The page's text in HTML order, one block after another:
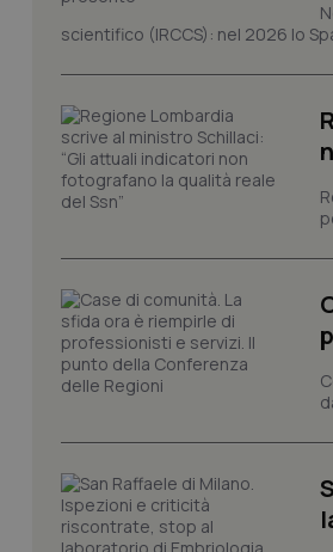
scientifico (IRCCS): nel 2026 lo